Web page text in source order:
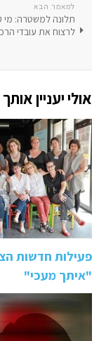
למאמר הבא
תלונה למשטרה: מי
לרצוח את עובדי
אולי יעניין
פעילות חדשות
"איתך מעכי"